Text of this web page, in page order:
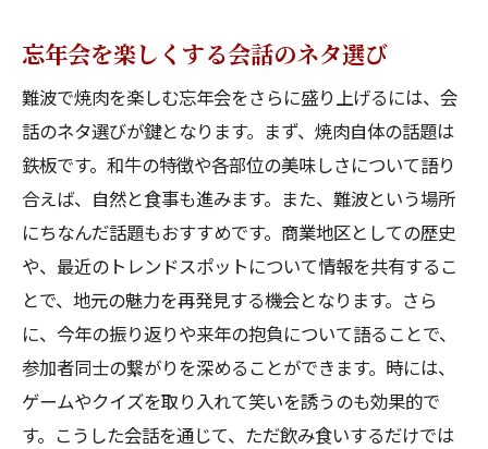
忘年会を楽しくする会話のネタ選び
難波で焼肉を楽しむ忘年会をさらに盛り上げるには、会
話のネタ選びが鍵となります。まず、焼肉自体の話題は
鉄板です。和牛の特徴や各部位の美味しさについて語り
合えば、自然と食事も進みます。また、難波という場所
にちなんだ話題もおすすめです。商業地区としての歴史
や、最近のトレンドスポットについて情報を共有するこ
とで、地元の魅力を再発見する機会となります。さら
に、今年の振り返りや来年の抱負について語ることで、
参加者同士の繋がりを深めることができます。時には、
ゲームやクイズを取り入れて笑いを誘うのも効果的で
す。こうした会話を通じて、ただ飲み食いするだけでは